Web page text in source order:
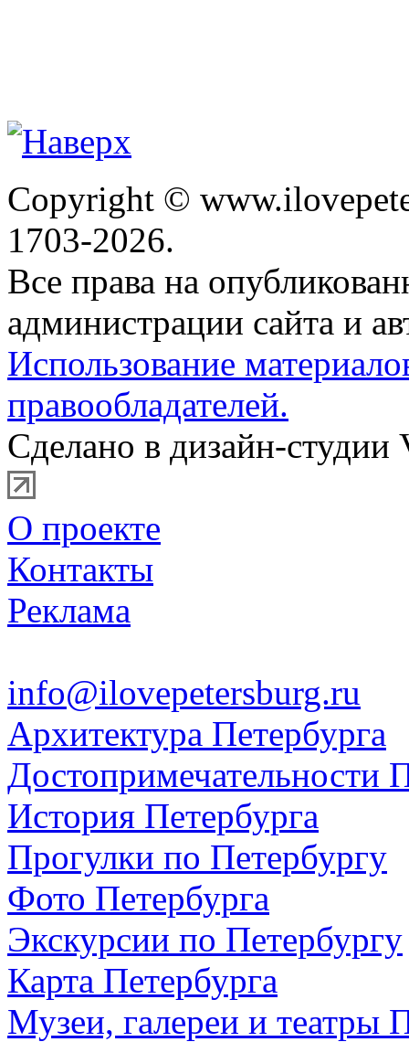
Copyright ©
1703-2026.
Все права на
администрации сайта и
Использование
правообладателей.
Сделано в дизайн-студии
О проекте
Контакты
Реклама
info@ilovepetersburg.ru
Архитектура Петербурга
Достопримечательности
История Петербурга
Прогулки по Петербургу
Фото Петербурга
Экскурсии по Петербургу
Карта Петербурга
Музеи, галереи и театры